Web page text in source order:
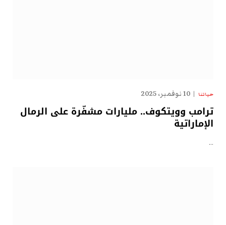
حياتنا 10 نوفمبر، 2025
ترامب وويتكوف.. مليارات مشفّرة على الرمال
الإماراتية
…